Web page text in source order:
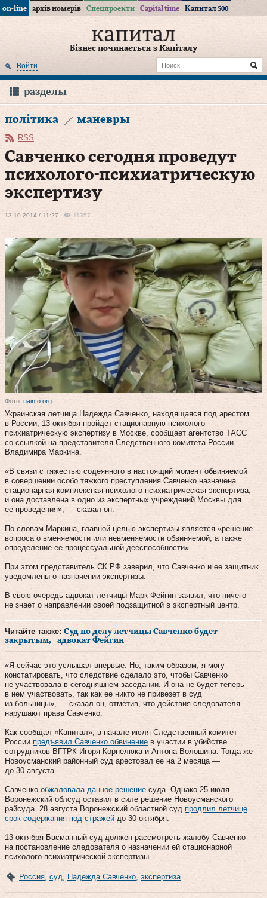
on-line архів номерів Спецпроекти Capital time Капитал 500
Бізнес починається з Капіталу
Войти
разделы
політика маневры
RSS
Савченко сегодня проведут
психолого-психиатрическую
экспертизу
13.10.2014 / 11:27 11357
Фото: uainfo.org
Украинская летчица Надежда Савченко, находящаяся под арестом
в России, 13 октября пройдет стационарную психолого-
психиатрическую экспертизу в Москве, сообщает агентство ТАСС
со ссылкой на представителя Следственного комитета России
Владимира Маркина.
«В связи с тяжестью содеянного в настоящий момент обвиняемой
в совершении особо тяжкого преступления Савченко назначена
стационарная комплексная психолого-психиатрическая экспертиза,
и она доставлена в одно из экспертных учреждений Москвы для
ее проведения», — сказал он.
По словам Маркина, главной целью экспертизы является «решение
вопроса о вменяемости или невменяемости обвиняемой, а также
определение ее процессуальной дееспособности».
При этом представитель СК РФ заверил, что Савченко и ее защитник
уведомлены о назначении экспертизы.
В свою очередь адвокат летчицы Марк Фейгин заявил, что ничего
не знает о направлении своей подзащитной в экспертный центр.
Читайте также: Суд по делу летчицы Савченко будет
закрытым, - адвокат Фейгин
«Я сейчас это услышал впервые. Но, таким образом, я могу
констатировать, что следствие сделало это, чтобы Савченко
не участвовала в сегодняшнем заседании. И она не будет теперь
в нем участвовать, так как ее никто не привезет в суд
из больницы», — сказал он, отметив, что действия следователя
нарушают права Савченко.
Как сообщал «Капитал», в начале июля Следственный комитет
России предъявил Савченко обвинение в участии в убийстве
сотрудников ВГТРК Игоря Корнелюка и Антона Волошина. Тогда же
Новоусманский районный суд арестовал ее на 2 месяца —
до 30 августа.
Савченко обжаловала данное решение суда. Однако 25 июля
Воронежский облсуд оставил в силе решение Новоусманского
райсуда. 28 августа Воронежский областной суд продлил летчице
срок содержания под стражей до 30 октября.
13 октября Басманный суд должен рассмотреть жалобу Савченко
на постановление следователя о назначении ей стационарной
психолого-психиатрической экспертизы.
Россия суд Надежда Савченко экспертиза